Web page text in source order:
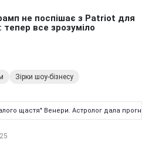
Зірки шоу-бізнесу
щастя" Венери. Астролог дала